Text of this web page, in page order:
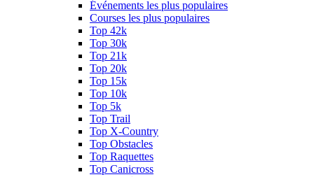
Événements les plus populaires
Courses les plus populaires
Top 42k
Top 30k
Top 21k
Top 20k
Top 15k
Top 10k
Top 5k
Top Trail
Top X-Country
Top Obstacles
Top Raquettes
Top Canicross